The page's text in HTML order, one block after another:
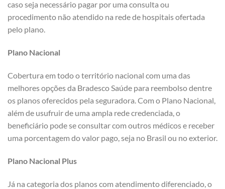
caso seja necessário pagar por uma consulta ou
procedimento não atendido na rede de hospitais ofertada
pelo plano.
Plano Nacional
Cobertura em todo o território nacional com uma das
melhores opções da Bradesco Saúde para reembolso dentre
os planos oferecidos pela seguradora. Com o Plano Nacional,
além de usufruir de uma ampla rede credenciada, o
beneficiário pode se consultar com outros médicos e receber
uma porcentagem do valor pago, seja no Brasil ou no exterior.
Plano Nacional Plus
Já na categoria dos planos com atendimento diferenciado, o